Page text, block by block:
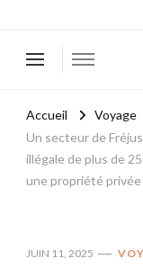
Accueil
Voyage
Un secteur de
illégale de plus de
une propriété privée
JUIN 11, 2025